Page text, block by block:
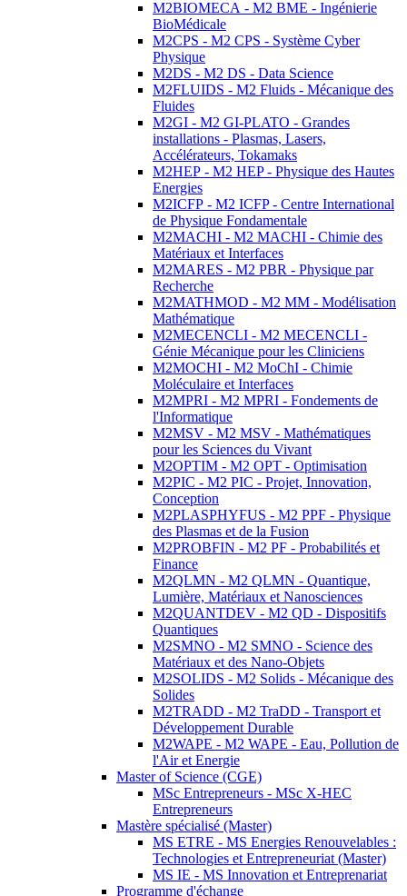
M2BIOMECA - M2 BME - Ingénierie
BioMédicale
M2CPS - M2 CPS - Système Cyber
Physique
M2DS - M2 DS - Data Science
M2FLUIDS - M2 Fluids - Mécanique des
Fluides
M2GI - M2 GI-PLATO - Grandes
installations - Plasmas, Lasers,
Accélérateurs, Tokamaks
M2HEP - M2 HEP - Physique des Hautes
Energies
M2ICFP - M2 ICFP - Centre International
de Physique Fondamentale
M2MACHI - M2 MACHI - Chimie des
Matériaux et Interfaces
M2MARES - M2 PBR - Physique par
Recherche
M2MATHMOD - M2 MM - Modélisation
Mathématique
M2MECENCLI - M2 MECENCLI -
Génie Mécanique pour les Cliniciens
M2MOCHI - M2 MoChI - Chimie
Moléculaire et Interfaces
M2MPRI - M2 MPRI - Fondements de
l'Informatique
M2MSV - M2 MSV - Mathématiques
pour les Sciences du Vivant
M2OPTIM - M2 OPT - Optimisation
M2PIC - M2 PIC - Projet, Innovation,
Conception
M2PLASPHYFUS - M2 PPF - Physique
des Plasmas et de la Fusion
M2PROBFIN - M2 PF - Probabilités et
Finance
M2QLMN - M2 QLMN - Quantique,
Lumière, Matériaux et Nanosciences
M2QUANTDEV - M2 QD - Dispositifs
Quantiques
M2SMNO - M2 SMNO - Science des
Matériaux et des Nano-Objets
M2SOLIDS - M2 Solids - Mécanique des
Solides
M2TRADD - M2 TraDD - Transport et
Développement Durable
M2WAPE - M2 WAPE - Eau, Pollution de
l'Air et Energie
Master of Science (CGE)
MSc Entrepreneurs - MSc X-HEC
Entrepreneurs
Mastère spécialisé (Master)
MS ETRE - MS Energies Renouvelables :
Technologies et Entrepreneuriat (Master)
MS IE - MS Innovation et Entreprenariat
Programme d'échange